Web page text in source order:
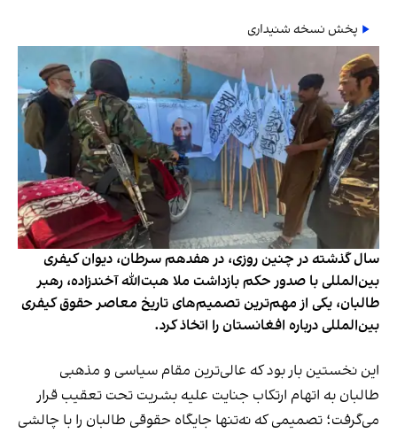
پخش نسخه شنیداری
سال گذشته در چنین روزی، در هفدهم سرطان، دیوان کیفری
بین‌المللی با صدور حکم بازداشت ملا هبت‌الله آخندزاده، رهبر
طالبان، یکی از مهم‌ترین تصمیم‌های تاریخ معاصر حقوق کیفری
بین‌المللی درباره افغانستان را اتخاذ کرد.
این نخستین بار بود که عالی‌ترین مقام سیاسی و مذهبی
طالبان به اتهام ارتکاب جنایت علیه بشریت تحت تعقیب قرار
می‌گرفت؛ تصمیمی که نه‌تنها جایگاه حقوقی طالبان را با چالشی